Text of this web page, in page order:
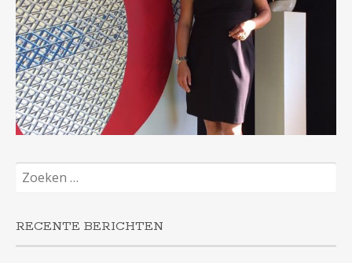
Zoeken
naar:
RECENTE BERICHTEN